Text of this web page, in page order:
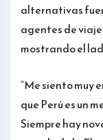
alternativas
agentes de
mostrando el
“Me siento muy
que Perú es un
Siempre hay